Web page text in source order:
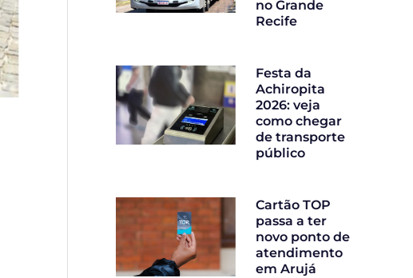
no Grande
Recife
Festa da
Achiropita
2026: veja
como chegar
de transporte
público
Cartão TOP
passa a ter
novo ponto de
atendimento
em Arujá